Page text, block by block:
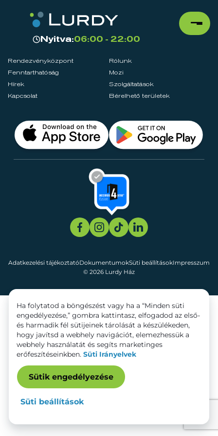
Nyitva:06:00 - 22:00
Rendezvényközpont
Rólunk
Fenntarthatóság
Mozi
Hírek
Szolgáltatások
Kapcsolat
Bérelhető területek
© 2026 Lurdy Ház
Adatkezelési tájékoztatóDokumentumokSüti beállításokImpresszum
Ha folytatod a böngészést vagy ha a “Minden süti
engedélyezése,” gombra kattintasz, elfogadod az első-
és harmadik fél sütijeinek tárolását a készülékeden,
hogy javítsd a webhely navigációt, elemezhessük a
webhely használatát és segíts marketinges
erőfeszítéseinkben. Süti Irányelvek
Sütik engedélyezése
Süti beállítások